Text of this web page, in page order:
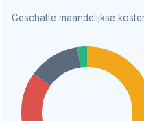
Geschatte maandelijkse